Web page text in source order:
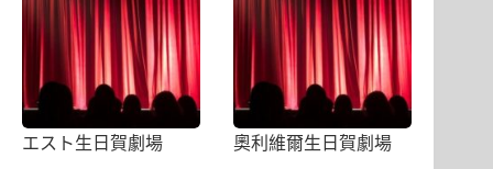
エスト生日賀劇場
奧利維爾生日賀劇場